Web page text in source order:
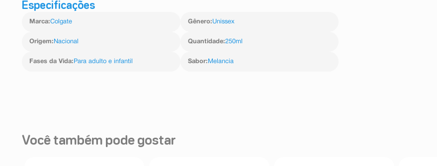
Aqua/Água, Glycerin/Glicerol, Propylene Glycol/Propileno Glicol, Sorbitol, Poloxamer
Castor Oil/Óleo de Rícino Hidrogenado PEG-40, Cetylpyridinium Chloride/Cloreto de
Sodium Saccharin/Sacarina de Sódio, Citric Acid/Ácido Cítrico, CI 16035/Corante
Especificações
Marca:Colgate Gênero:Unissex
Origem: Nacional Quantidade:250ml
Fases da Vida: Para adulto e infantil Sabor: Melancia
Você também pode gostar